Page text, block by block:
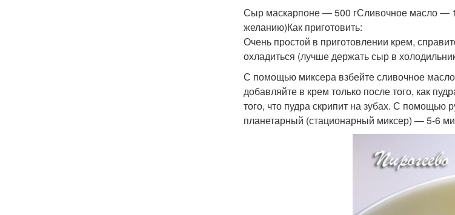
Сыр маскарпоне — 500 гСливочное масло —
желанию)Как приготовить:
Очень простой в приготовлении крем,
охладиться (лучше держать сыр в
С помощью миксера взбейте сливочное
добавляйте в крем только после того, как
того, что пудра скрипит на зубах. С помощью
планетарный (стационарный миксер) — 5-6